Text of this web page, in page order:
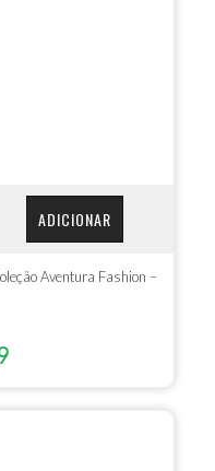
ADICIONAR
Aventura Fashion –